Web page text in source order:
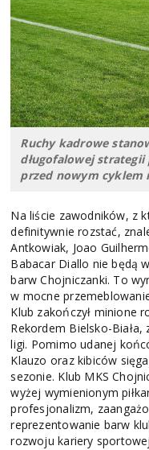
Ruchy kadrowe
długofalowej
przed nowym cyklem
Na liście zawodników, z
definitywnie rozstać,
Antkowiak, Joao
Babacar Diallo nie będą
barw Chojniczanki. To
w mocne
Klub zakończył minione
Rekordem Bielsko-
ligi. Pomimo udanej
Klauzo oraz kibiców
sezonie. Klub MKS
wyżej wymienionym
profesjonalizm,
reprezentowanie barw
rozwoju kariery